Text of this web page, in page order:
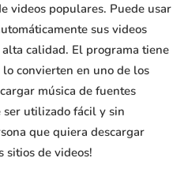
videos populares. Puede usar
sus videos
calidad. El programa tiene
convierten en uno de los
música de fuentes
ser utilizado fácil y sin
que quiera descargar
sitios de videos!